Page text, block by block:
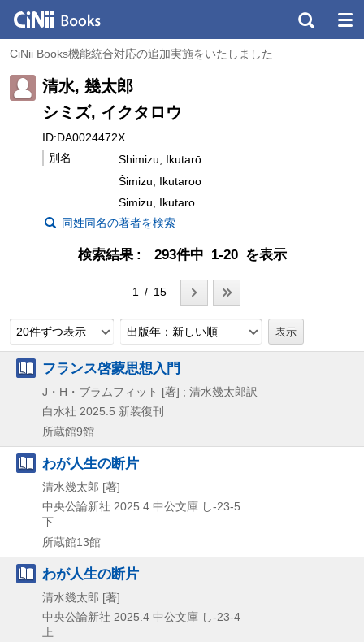
CiNii Books機能統合対応の追加実施をいたしました
清水, 幾太郎
シミズ, イクタロウ
ID:DA0024472X
別名
Shimizu, Ikutarō
Ŝimizu, Ikutaroo
Simizu, Ikutaro
同姓同名の著者を検索
検索結果 293件中 1-20 を表示
1 / 15
20件ずつ表示 出版年：新しい順
フランス啓蒙思想入門
J・H・ブラムフィット [著] ; 清水幾太郎訳
白水社 2025.5 新装復刊
所蔵館9館
わが人生の断片
清水幾太郎 [著]
中央公論新社 2025.4 中公文庫 し-23-5
下
所蔵館13館
わが人生の断片
清水幾太郎 [著]
中央公論新社 2025.4 中公文庫 し-23-4
上